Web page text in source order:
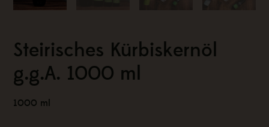
Steirisches Kürbiskernöl
g.g.A. 1000 ml
1000 ml